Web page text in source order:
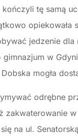
tę samą
jedzenie
gimnazjum w
mogła
odrębne
zakwaterowanie
na ul.